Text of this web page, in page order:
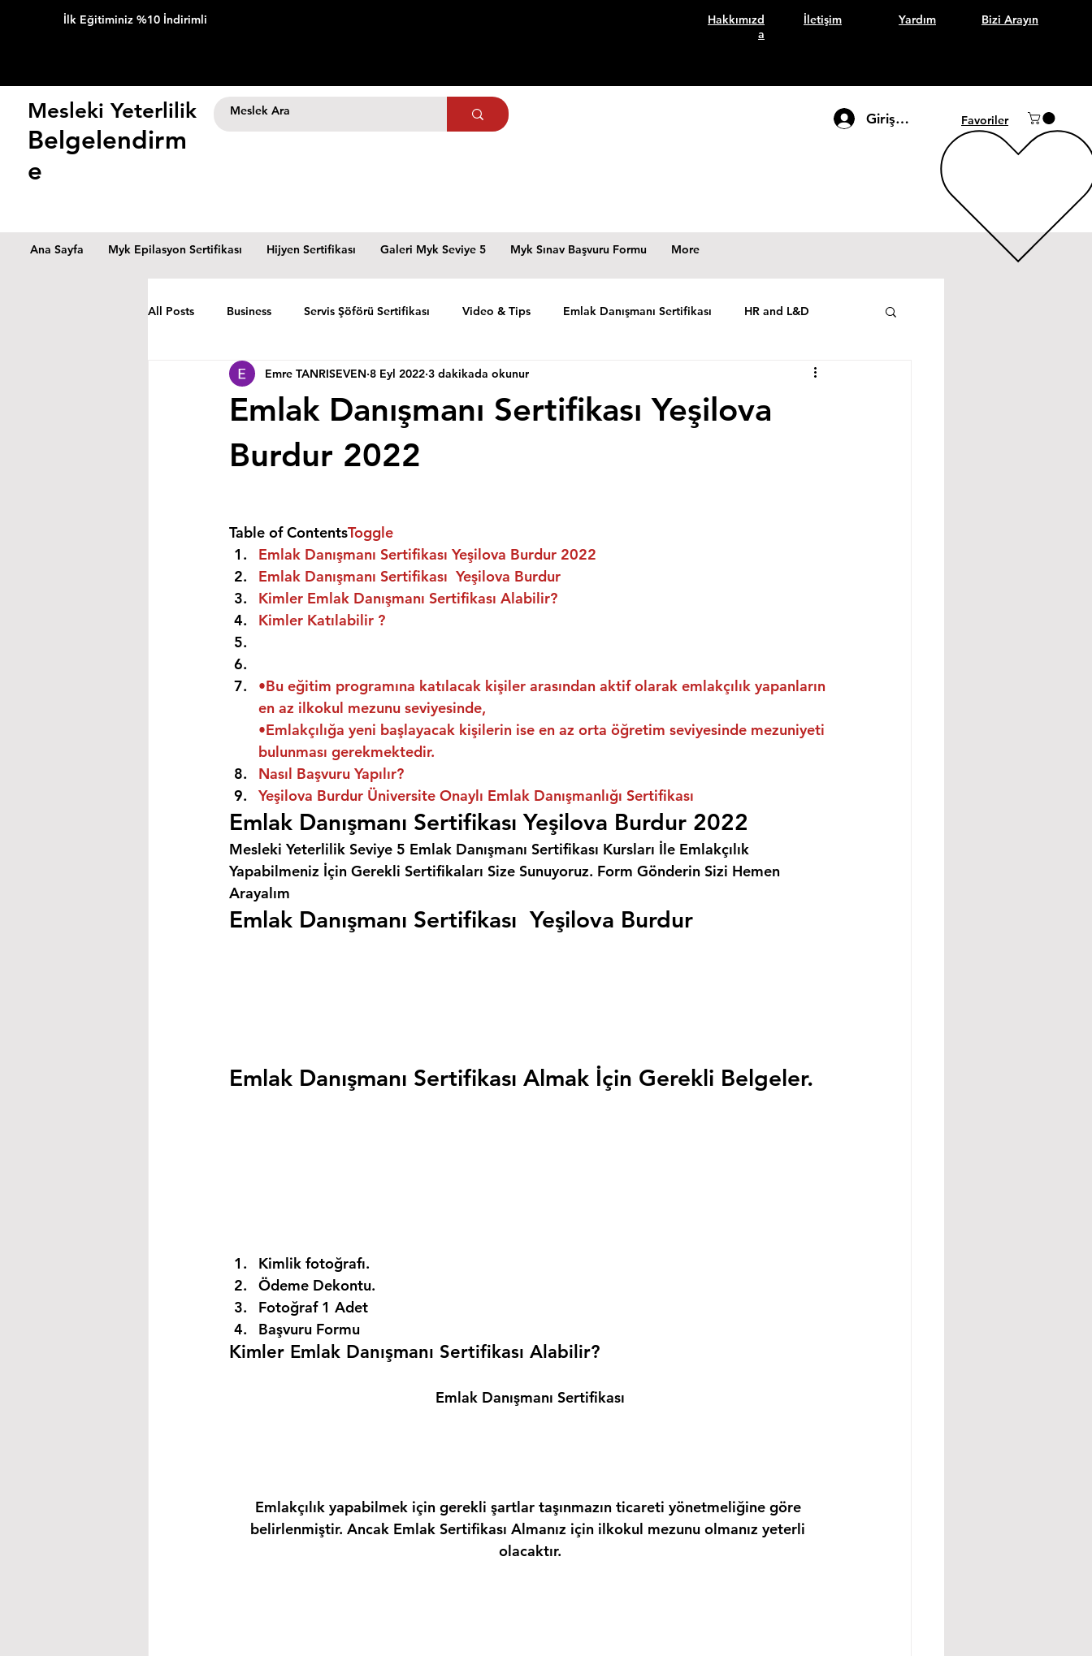
İlk Eğitiminiz %10 İndirimli
Hakkımızd
a
İletişim Yardım Bizi Arayın
Mesleki Yeterlilik
Belgelendirm
e
Giriş Yap Favoriler
Ana Sayfa Myk Epilasyon Sertifikası Hijyen Sertifikası Galeri Myk Seviye 5 Myk Sınav Başvuru Formu More
All Posts Business Servis Şöförü Sertifikası Video & Tips Emlak Danışmanı Sertifikası HR and L&D
Emlak Danışmanı Sertifikası Yeşilova
Burdur 2022
Emre TANRISEVEN 8 Eyl 2022 3 dakikada okunur
Table of ContentsToggle
Emlak Danışmanı Sertifikası Yeşilova Burdur 2022
Emlak Danışmanı Sertifikası  Yeşilova Burdur
Kimler Emlak Danışmanı Sertifikası Alabilir?
Kimler Katılabilir ?
•Bu eğitim programına katılacak kişiler arasından aktif olarak emlakçılık yapanların
en az ilkokul mezunu seviyesinde,
•Emlakçılığa yeni başlayacak kişilerin ise en az orta öğretim seviyesinde mezuniyeti
bulunması gerekmektedir.
Nasıl Başvuru Yapılır?
Yeşilova Burdur Üniversite Onaylı Emlak Danışmanlığı Sertifikası
Emlak Danışmanı Sertifikası Yeşilova Burdur 2022
Mesleki Yeterlilik Seviye 5 Emlak Danışmanı Sertifikası Kursları İle Emlakçılık
Yapabilmeniz İçin Gerekli Sertifikaları Size Sunuyoruz. Form Gönderin Sizi Hemen
Arayalım
Emlak Danışmanı Sertifikası  Yeşilova Burdur
Emlak Danışmanı Sertifikası Almak İçin Gerekli Belgeler.
Kimlik fotoğrafı.
Ödeme Dekontu.
Fotoğraf 1 Adet
Başvuru Formu
Kimler Emlak Danışmanı Sertifikası Alabilir?
Emlak Danışmanı Sertifikası
Emlakçılık yapabilmek için gerekli şartlar taşınmazın ticareti yönetmeliğine göre
belirlenmiştir. Ancak Emlak Sertifikası Almanız için ilkokul mezunu olmanız yeterli
olacaktır.